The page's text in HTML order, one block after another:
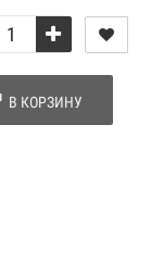
В КОРЗИНУ